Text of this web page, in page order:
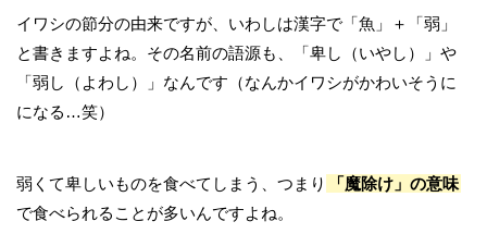
イワシの節分の由来ですが、いわしは漢字で「魚」＋「弱」
と書きますよね。その名前の語源も、「卑し（いやし）」や
「弱し（よわし）」なんです（なんかイワシがかわいそうに
になる…笑）
弱くて卑しいものを食べてしまう、つまり
「魔除け」の意味
で食べられることが多いんですよね。